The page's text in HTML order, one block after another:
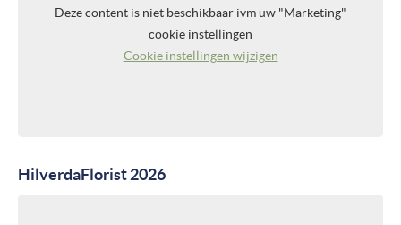
Deze content is niet beschikbaar ivm uw "Marketing"
cookie instellingen
Cookie instellingen wijzigen
HilverdaFlorist 2026